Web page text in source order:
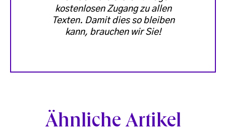
kostenlosen Zugang zu allen
Texten. Damit dies so bleiben
kann, brauchen wir Sie!
Ähnliche Artikel